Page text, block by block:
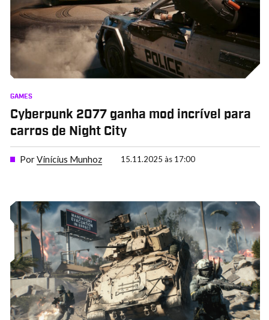
GAMES
Cyberpunk 2077 ganha mod incrível para
carros de Night City
PorVinícius Munhoz 15.11.2025 às 17:00